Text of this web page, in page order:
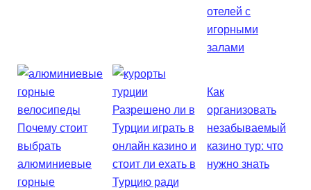
отелей с
игорными
залами
Почему стоит
выбрать
алюминиевые
горные
Разрешено ли в
Турции играть в
онлайн казино и
стоит ли ехать в
Турцию ради
Как
организовать
незабываемый
казино тур: что
нужно знать